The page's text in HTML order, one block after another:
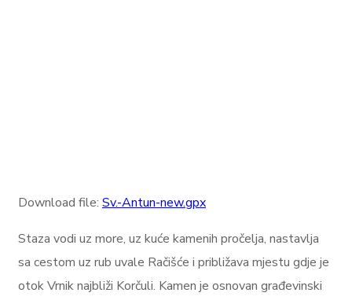
Download file: Sv.-Antun-new.gpx
Staza vodi uz more, uz kuće kamenih pročelja, nastavlja
sa cestom uz rub uvale Račišće i približava mjestu gdje je
otok Vrnik najbliži Korčuli. Kamen je osnovan građevinski